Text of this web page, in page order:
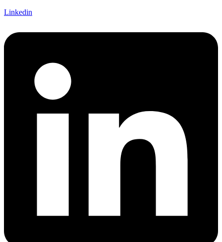
Linkedin